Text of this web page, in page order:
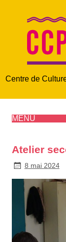
Centre de
MENU
Atelier
8 mai 2024